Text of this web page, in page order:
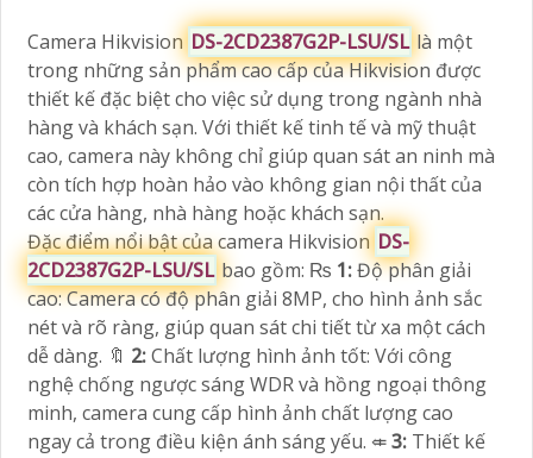
Camera Hikvision DS-2CD2387G2P-LSU/SL là một
trong những sản phẩm cao cấp của Hikvision được
thiết kế đặc biệt cho việc sử dụng trong ngành nhà
hàng và khách sạn. Với thiết kế tinh tế và mỹ thuật
cao, camera này không chỉ giúp quan sát an ninh mà
còn tích hợp hoàn hảo vào không gian nội thất của
các cửa hàng, nhà hàng hoặc khách sạn.
Đặc điểm nổi bật của camera Hikvision DS-
2CD2387G2P-LSU/SL bao gồm: ₨ 1:Độ phân giải
cao: Camera có độ phân giải 8MP, cho hình ảnh sắc
nét và rõ ràng, giúp quan sát chi tiết từ xa một cách
dễ dàng. 🔖 2:Chất lượng hình ảnh tốt: Với công
nghệ chống ngược sáng WDR và hồng ngoại thông
minh, camera cung cấp hình ảnh chất lượng cao
ngay cả trong điều kiện ánh sáng yếu. ⤂3: Thiết kế